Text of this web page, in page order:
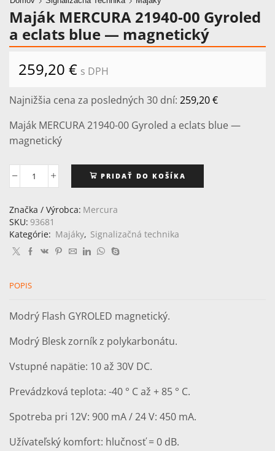
Maják MERCURA 21940-00 Gyroled
a eclats blue — magnetický
259,20 € s DPH
Najnižšia cena za posledných 30 dní: 259,20€
Maják MERCURA 21940-00 Gyroled a eclats blue —
magnetický
množstvo
MERCURA
21940-
00
magnetický
PRIDAŤ DO KOŠÍKA
Značka / Výrobca: Mercura
SKU: 93681
Kategórie: Majáky, Signalizačná technika
POPIS
Modrý Flash GYROLED magnetický.
Modrý Blesk zorník z polykarbonátu.
Vstupné napätie: 10 až 30V DC.
Prevádzková teplota: -40 ° C až + 85 ° C.
Spotreba pri 12V: 900 mA / 24 V: 450 mA.
Užívateľský komfort: hlučnosť = 0 dB.